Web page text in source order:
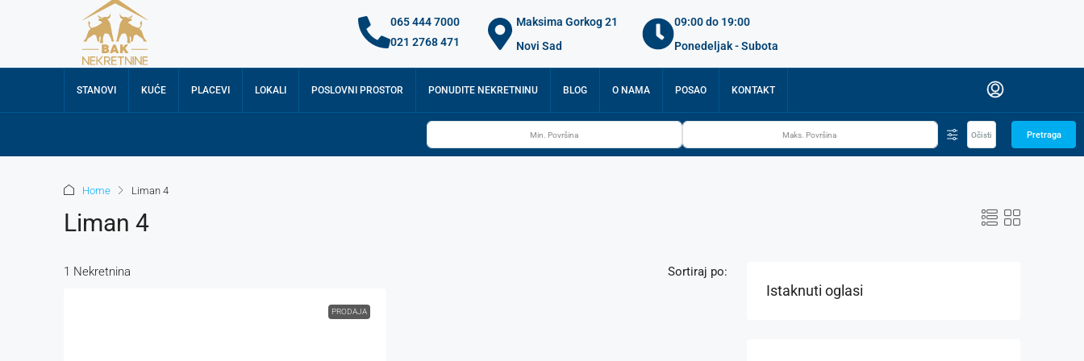
065 444 7000
021 2768 471
Maksima Gorkog 21
Novi Sad
09:00 do 19:00
Ponedeljak - Subota
STANOVI KUĆE PLACEVI LOKALI POSLOVNI PROSTOR PONUDITE NEKRETNINU BLOG O NAMA POSAO KONTAKT
Očisti Pretraga
Home Liman 4
Liman 4
1 Nekretnina Sortiraj po:
PRODAJA
Istaknuti oglasi